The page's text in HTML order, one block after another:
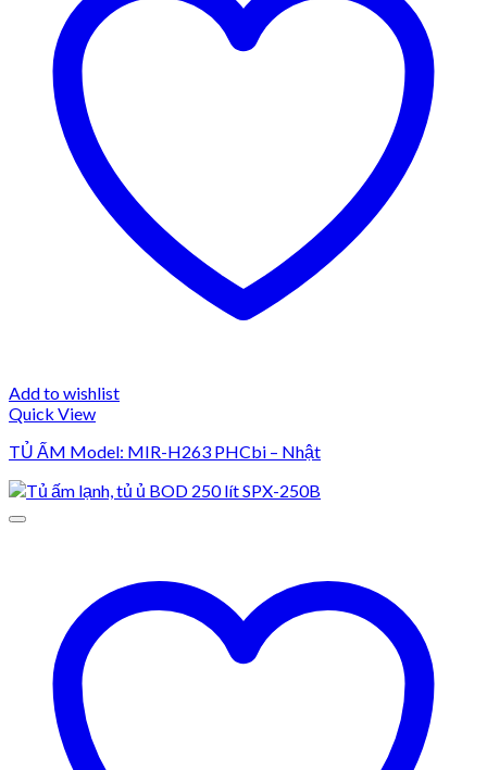
Add to wishlist
Quick View
TỦ ẤM Model: MIR-H263 PHCbi – Nhật